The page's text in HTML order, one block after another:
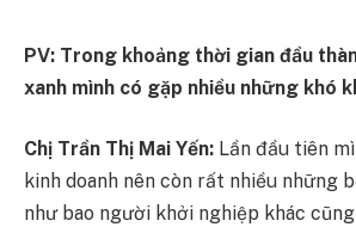
PV: Trong khoảng thời gian đầu
xanh mình có gặp nhiều những khó
Chị Trần Thị Mai Yến: Lần đầu tiên
kinh doanh nên còn rất nhiều những
như bao người khởi nghiệp khác